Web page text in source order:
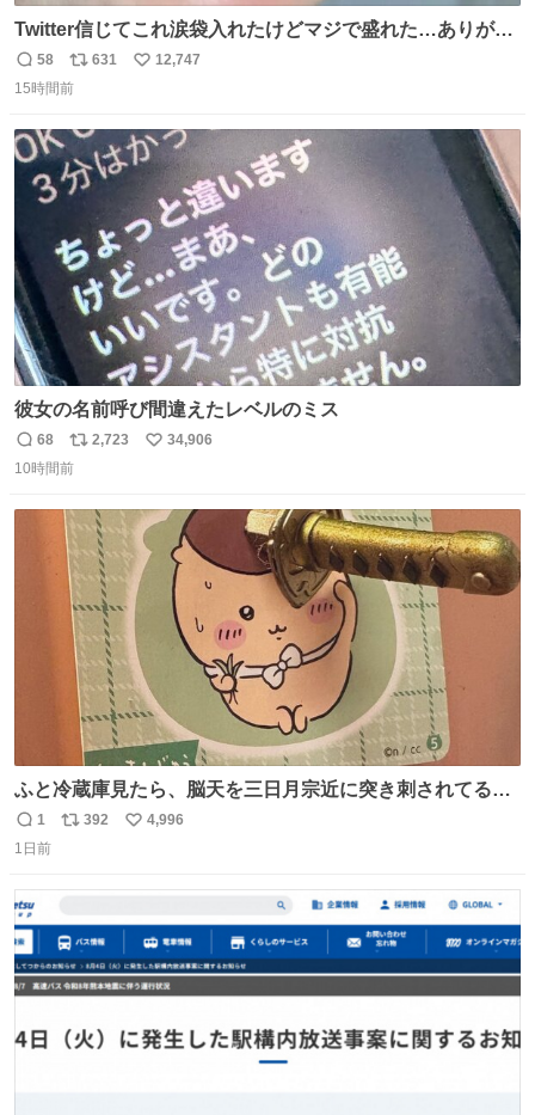
Twitter信じてこれ涙袋入れたけどマジで盛れた…ありがと
う…
返
信
58
リ
ポ
ト
数
631
い
数
12,747
15時間前
彼女の名前呼び間違えたレベルのミス
返
信
68
リ
ポ
ト
数
2,723
い
数
34,906
10時間前
ふと冷蔵庫見たら、脳天を三日月宗近に突き刺されてるく
りまんじゅうパイセンが
返
信
1
リ
数
392
い
4,996
1日前